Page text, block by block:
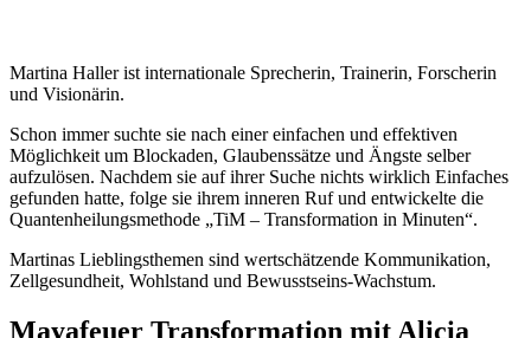
Martina Haller ist internationale Sprecherin, Trainerin, Forscherin
und Visionärin.
Schon immer suchte sie nach einer einfachen und effektiven
Möglichkeit um Blockaden, Glaubenssätze und Ängste selber
aufzulösen. Nachdem sie auf ihrer Suche nichts wirklich Einfaches
gefunden hatte, folge sie ihrem inneren Ruf und entwickelte die
Quantenheilungsmethode „TiM – Transformation in Minuten“.
Martinas Lieblingsthemen sind wertschätzende Kommunikation,
Zellgesundheit, Wohlstand und Bewusstseins-Wachstum.
Mayafeuer Transformation mit Alicia